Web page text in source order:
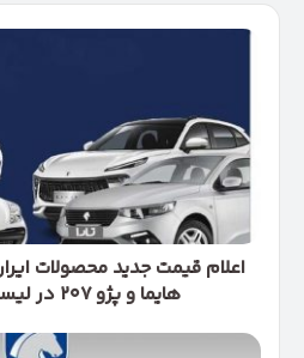
اعلام
محصولات
ایران‌خودرو
در
مهر
هایما
۲۰۷
هایما و پژو ۲۰۷ در لیست افزایش نرخ
شرایط